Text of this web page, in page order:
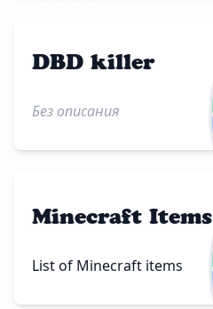
DBD killer
Без описания
Minecraft Items
List of Minecraft items